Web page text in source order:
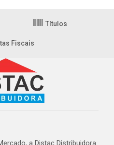
Títulos
Fiscais
a Distac Distribuidora